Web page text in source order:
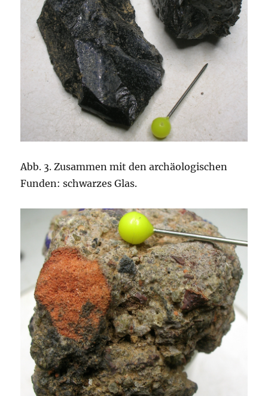
Abb. 3. Zusammen mit den archäologischen
Funden: schwarzes Glas.